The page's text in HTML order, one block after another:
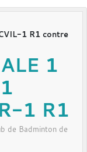
1 R1 contre
1
1 R1
de Badminton de